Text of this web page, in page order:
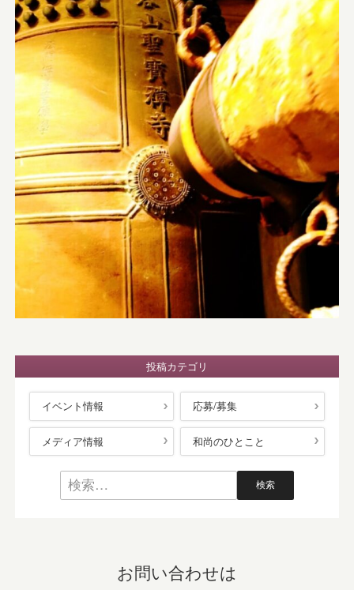
投稿カテゴリ
イベント情報 応募/募集
メディア情報 和尚のひとこと
お問い合わせは